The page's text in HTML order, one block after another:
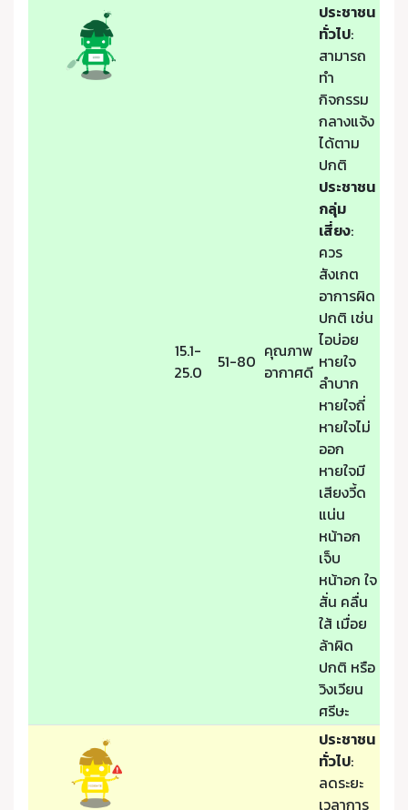
15.1-
25.0
51-80 คุณภาพ
อากาศดี
ประชาชน
ทั่วไป:
สามารถ
ทำ
กิจกรรม
กลางแจ้ง
ได้ตาม
ปกติ
ประชาชน
กลุ่ม
เสี่ยง:
ควร
สังเกต
อาการผิด
ปกติ เช่น
ไอบ่อย
หายใจ
ลำบาก
หายใจถี่
หายใจไม่
ออก
หายใจมี
เสียงวี้ด
แน่น
หน้าอก
เจ็บ
หน้าอก ใจ
สั่น คลื่น
ใส้ เมื่อย
ล้าผิด
ปกติ หรือ
วิงเวียน
ศรีษะ
ประชาชน
ทั่วไป:
ลดระยะ
เวลาการ